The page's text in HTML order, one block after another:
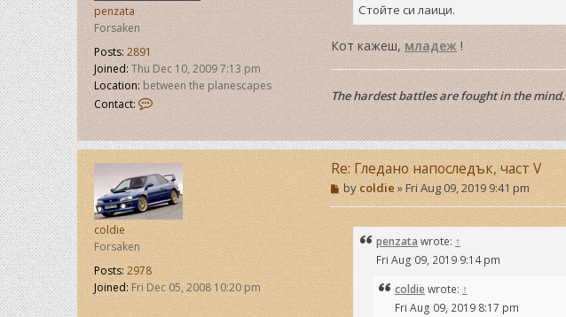
penzata
Forsaken
Posts: 2891
Joined:Thu Dec 10, 2009 7:13 pm
Location:between the planescapes
Contact:
C
o
n
t
a
c
t
p
e
n
z
a
t
a
Стойте си лаици.
Кот кажеш,младеж!
The hardest battles are fought in the mind.
coldie
Forsaken
Posts: 2978
Joined:Fri Dec 05, 2008 10:20 pm
Re: Гледано напоследък, част V
P
o
s
t
bycoldie»Fri Aug 09, 2019 9:41 pm
penzata wrote: ↑
Fri Aug 09, 2019 9:14 pm
coldiewrote: ↑
Fri Aug 09, 2019 8:17 pm